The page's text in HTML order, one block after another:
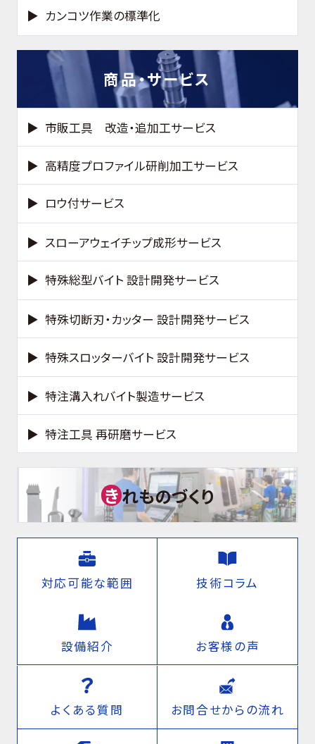
カンコツ作業の標準化
商品・サービス
市販工具 改造・追加工サービス
高精度プロファイル研削加工サービス
ロウ付サービス
スローアウェイチップ成形サービス
特殊総型バイト 設計開発サービス
特殊切断刃・カッター 設計開発サービス
特殊スロッターバイト 設計開発サービス
特注溝入れバイト製造サービス
特注工具 再研磨サービス
きれものづくり
対応可能な範囲 技術コラム
設備紹介 お客様の声
よくある質問 お問合せからの流れ